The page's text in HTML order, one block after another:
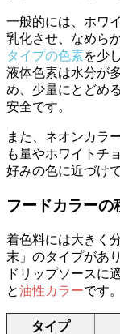
一般的には、ホワ
乳化させ、なめら
タイプの色素を少
液体色素は水分が
め、少量にとどめ
安全です。
また、ネオンカラ
も量やホワイトチ
好みの色に近づけ
フードカラーの
着色料には大きく
末」のタイプがあ
ドリップソースに
と油性カラーです。
タイプ